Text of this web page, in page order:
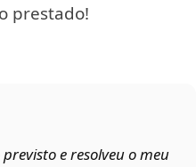
prestado!
e resolveu o meu